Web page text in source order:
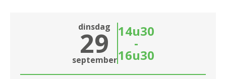
2660 Hoboken
2950 Kapellen
dinsdag
29
september
14u30
-
16u30